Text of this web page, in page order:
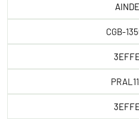
AINDE
CGB-